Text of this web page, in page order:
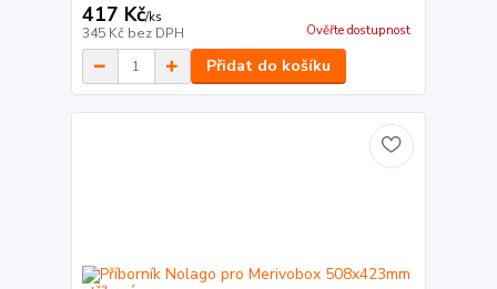
417 Kč/ks
345 Kč bez DPH Ověřte dostupnost
Přidat do košíku